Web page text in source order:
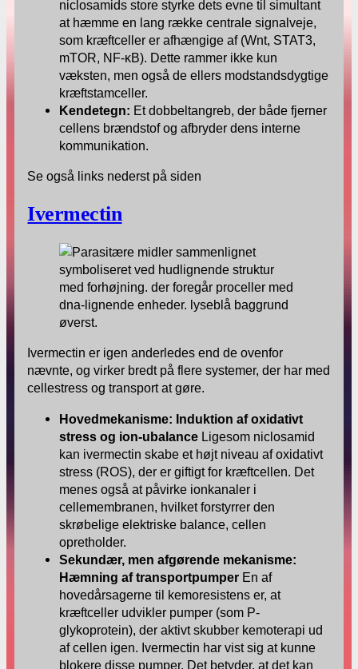
niclosamids store styrke dets evne til simultant
at hæmme en lang række centrale signalveje,
som kræftceller er afhængige af (Wnt, STAT3,
mTOR, NF-κB). Dette rammer ikke kun
væksten, men også de ellers modstandsdygtige
kræftstamceller.
Kendetegn: Et dobbeltangreb, der både fjerner
cellens brændstof og afbryder dens interne
kommunikation.
Se også links nederst på siden
Ivermectin
Ivermectin er igen anderledes end de ovenfor
nævnte, og virker bredt på flere systemer, der har med
cellestress og transport at gøre.
Hovedmekanisme: Induktion af oxidativt
stress og ion-ubalance Ligesom niclosamid
kan ivermectin skabe et højt niveau af oxidativt
stress (ROS), der er giftigt for kræftcellen. Det
menes også at påvirke ionkanaler i
cellemembranen, hvilket forstyrrer den
skrøbelige elektriske balance, cellen
opretholder.
Sekundær, men afgørende mekanisme:
Hæmning af transportpumper En af
hovedårsagerne til kemoresistens er, at
kræftceller udvikler pumper (som P-
glykoprotein), der aktivt skubber kemoterapi ud
af cellen igen. Ivermectin har vist sig at kunne
blokere disse pumper. Det betyder, at det kan